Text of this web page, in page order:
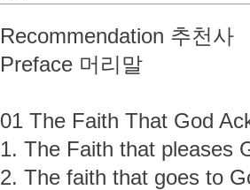
Recommendation 추천사
Preface 머리말
01 The Faith That God
1. The Faith that pleases
2. The faith that goes to